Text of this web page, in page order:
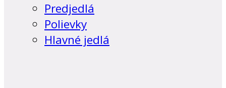
Predjedlá
Polievky
Hlavné jedlá